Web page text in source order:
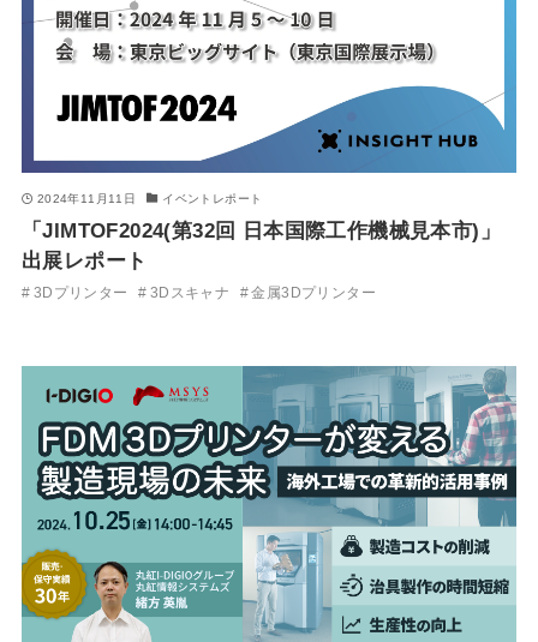
2024年11月11日 イベントレポート
「JIMTOF2024(第32回 日本国際工作機械見本市)」
出展レポート
3Dプリンター 3Dスキャナ 金属3Dプリンター